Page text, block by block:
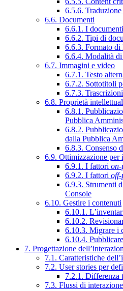
6.5.6.
6.6. Documenti
6.6.1. I
6.6.2. Tipi di
6.6.3. Formato di
6.6.4. Modalità
6.7. Immagini e video
6.7.1. Testo
6.7.2. Sottotitoli
6.7.3.
6.8. Proprietà
6.8.1.
Pubblica
6.8.2.
dalla Pubblica
6.8.3. Consenso
6.9. Ottimizzazione
6.9.1. I fattori on-
6.9.2. I fattori off-
6.9.3. Strumenti
Console
6.10. Gestire i contenuti
6.10.1.
6.10.2.
6.10.3. Migrare i
6.10.4.
7. Progettazione
7.1. Caratteristiche
7.2. User stories per
7.2.1. Differenza
7.3. Flussi di interazione